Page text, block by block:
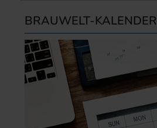
BRAUWELT-KALENDER